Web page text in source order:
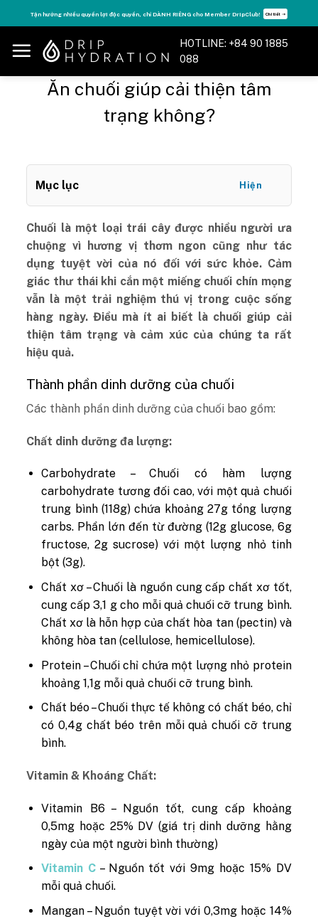
to
content
Tăng năng lượng - sống đỉnh cao với thẻ Vitamin Drip Membership. Xem ngay ➝
HOTLINE: +84 90 1885
088
Ăn chuối giúp cải thiện tâm
trạng không?
Mục lục Hiện
Chuối là một loại trái cây được nhiều người ưa
chuộng vì hương vị thơm ngon cũng như tác
dụng tuyệt vời của nó đối với sức khỏe. Cảm
giác thư thái khi cắn một miếng chuối chín mọng
vẫn là một trải nghiệm thú vị trong cuộc sống
hàng ngày. Điều mà ít ai biết là chuối giúp cải
thiện tâm trạng và cảm xúc của chúng ta rất
hiệu quả.
Thành phần dinh dưỡng của chuối
Các thành phần dinh dưỡng của chuối bao gồm:
Chất dinh dưỡng đa lượng:
Carbohydrate – Chuối có hàm lượng
carbohydrate tương đối cao, với một quả chuối
trung bình (118g) chứa khoảng 27g tổng lượng
carbs. Phần lớn đến từ đường (12g glucose, 6g
fructose, 2g sucrose) với một lượng nhỏ tinh
bột (3g).
Chất xơ – Chuối là nguồn cung cấp chất xơ tốt,
cung cấp 3,1 g cho mỗi quả chuối cỡ trung bình.
Chất xơ là hỗn hợp của chất hòa tan (pectin) và
không hòa tan (cellulose, hemicellulose).
Protein – Chuối chỉ chứa một lượng nhỏ protein
khoảng 1,1g mỗi quả chuối cỡ trung bình.
Chất béo – Chuối thực tế không có chất béo, chỉ
có 0,4g chất béo trên mỗi quả chuối cỡ trung
bình.
Vitamin & Khoáng Chất:
Vitamin B6 – Nguồn tốt, cung cấp khoảng
0,5mg hoặc 25% DV (giá trị dinh dưỡng hằng
ngày của một người bình thường)
Vitamin C – Nguồn tốt với 9mg hoặc 15% DV
mỗi quả chuối.
Mangan – Nguồn tuyệt vời với 0,3mg hoặc 14%